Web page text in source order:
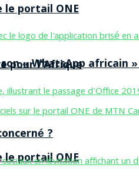
pour l’Afrique
le portail ONE
le portail ONE
« WhatsApp africain
?